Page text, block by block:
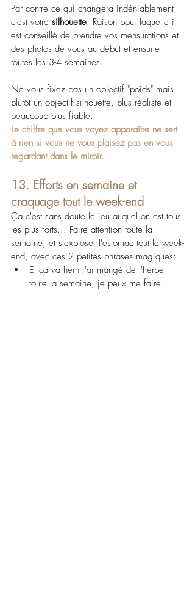
Par contre ce qui changera indéniablement,
c'est votre silhouette. Raison pour laquelle il
est conseillé de prendre vos mensurations et
des photos de vous au début et ensuite
toutes les 3-4 semaines.
Ne vous fixez pas un objectif "poids" mais
plutôt un objectif silhouette, plus réaliste et
beaucoup plus fiable.
Le chiffre que vous voyez apparaître ne sert
à rien si vous ne vous plaisez pas en vous
regardant dans le miroir.
13. Efforts en semaine et
craquage tout le week-end
Ça c'est sans doute le jeu auquel on est tous
les plus forts... Faire attention toute la
semaine, et s'exploser l'estomac tout le week-
end, avec ces 2 petites phrases magiques:
Et ça va hein j'ai mangé de l'herbe
toute la semaine, je peux me faire